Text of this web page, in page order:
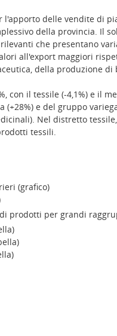
delle vendite di
della provincia. Il
che presentano
all'export maggiori
della produzione di
con il tessile (-4,1%) e il
(+28%) e del gruppo
Nel distretto
tessili.
(grafico)
prodotti per grandi